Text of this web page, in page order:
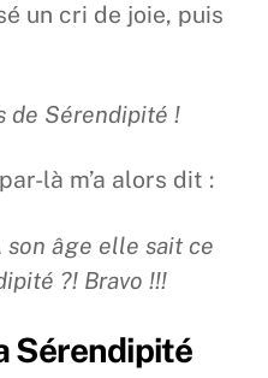
un cri de joie, puis
de Sérendipité !
là m’a alors dit :
son âge elle sait ce
?! Bravo !!!
Sérendipité